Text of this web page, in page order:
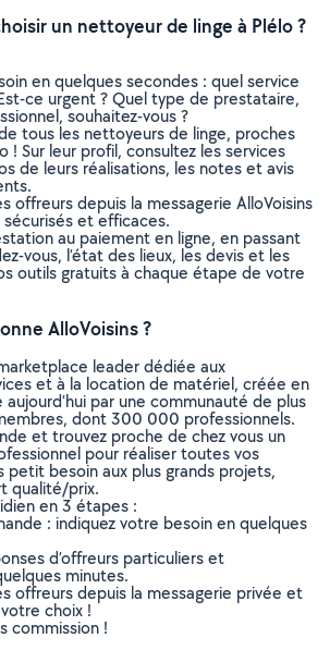
un nettoyeur de linge à Plélo ?
en quelques secondes : quel service
ce urgent ? Quel type de prestataire,
souhaitez-vous ?
tous les nettoyeurs de linge, proches
! Sur leur profil, consultez les services
de leurs réalisations, les notes et avis
offreurs depuis la messagerie AlloVoisins
et efficaces.
au paiement en ligne, en passant
vous, l’état des lieux, les devis et les
outils gratuits à chaque étape de votre
AlloVoisins ?
leader dédiée aux
et à la location de matériel, créée en
par une communauté de plus
dont 300 000 professionnels.
et trouvez proche de chez vous un
pour réaliser toutes vos
petit besoin aux plus grands projets,
qualité/prix.
en 3 étapes :
: indiquez votre besoin en quelques
d’offreurs particuliers et
minutes.
offreurs depuis la messagerie privée et
choix !
commission !